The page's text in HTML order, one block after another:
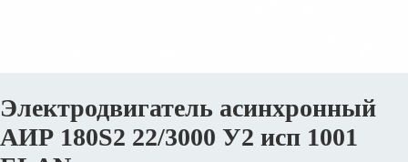
Электродвигатель асинхронный
АИР 180S2 22/3000 У2 исп 1001